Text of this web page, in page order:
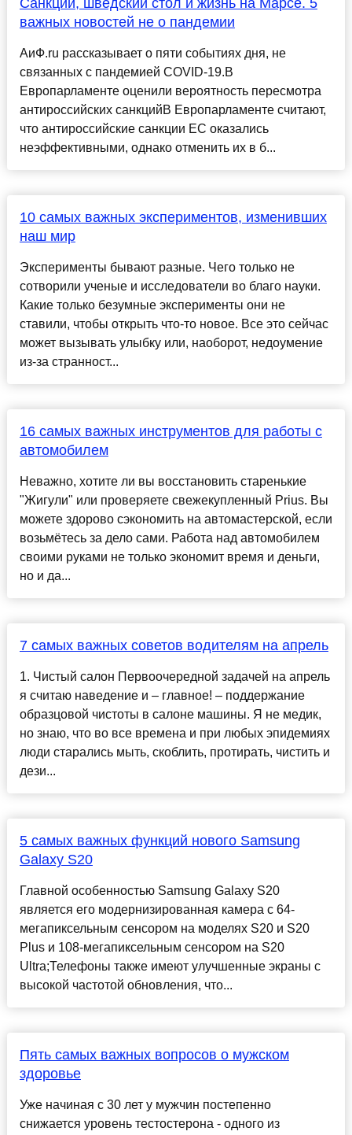
Санкции, шведский стол и жизнь на Марсе. 5
важных новостей не о пандемии
АиФ.ru рассказывает о пяти событиях дня, не
связанных с пандемией COVID-19.В
Европарламенте оценили вероятность пересмотра
антироссийских санкцийВ Европарламенте считают,
что антироссийские санкции ЕС оказались
неэффективными, однако отменить их в б...
10 самых важных экспериментов, изменивших
наш мир
Эксперименты бывают разные. Чего только не
сотворили ученые и исследователи во благо науки.
Какие только безумные эксперименты они не
ставили, чтобы открыть что-то новое. Все это сейчас
может вызывать улыбку или, наоборот, недоумение
из-за странност...
16 самых важных инструментов для работы с
автомобилем
Неважно, хотите ли вы восстановить старенькие
"Жигули" или проверяете свежекупленный Prius. Вы
можете здорово сэкономить на автомастерской, если
возьмётесь за дело сами. Работа над автомобилем
своими руками не только экономит время и деньги,
но и да...
7 самых важных советов водителям на апрель
1. Чистый салон Первоочередной задачей на апрель
я считаю наведение и – главное! – поддержание
образцовой чистоты в салоне машины. Я не медик,
но знаю, что во все времена и при любых эпидемиях
люди старались мыть, скоблить, протирать, чистить и
дези...
5 самых важных функций нового Samsung
Galaxy S20
Главной особенностью Samsung Galaxy S20
является его модернизированная камера с 64-
мегапиксельным сенсором на моделях S20 и S20
Plus и 108-мегапиксельным сенсором на S20
Ultra;Телефоны также имеют улучшенные экраны c
высокой частотой обновления, что...
Пять самых важных вопросов о мужском
здоровье
Уже начиная с 30 лет у мужчин постепенно
снижается уровень тестостерона - одного из